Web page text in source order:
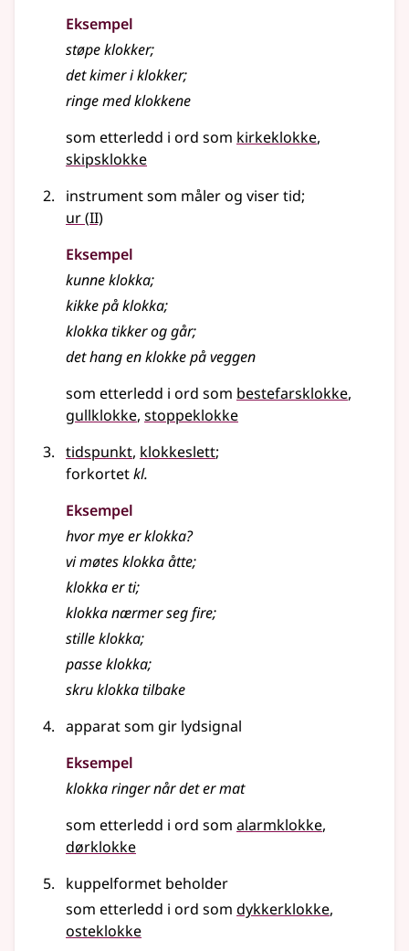
Eksempel
støpeklokker;
det kimer i klokker;
ringe med klokkene
som etterledd i ord som kirkeklokke
skipsklokke
instrument som måler og viser tid;
ur(2
II)
Eksempel
kunne klokka;
kikke på klokka;
klokka tikker og går;
det hang en klokke på veggen
som etterledd i ord som bestefarsklokke
gullklokke stoppeklokke
tidspunkt, klokkeslett;
forkortetkl.
Eksempel
hvor mye er klokka?
vi møtes klokka åtte;
klokka er ti;
klokka nærmer seg fire;
stille klokka;
passe klokka;
skru klokka tilbake
apparat som gir lydsignal
Eksempel
klokka ringer når det er mat
som etterledd i ord som alarmklokke
dørklokke
kuppelformet beholder
som etterledd i ord som dykkerklokke
osteklokke